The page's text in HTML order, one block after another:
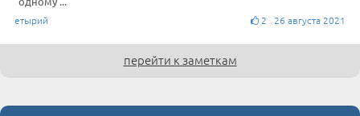
етырий 2 26 августа 2021
перейти к заметкам